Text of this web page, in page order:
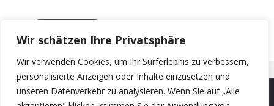
Wir schätzen Ihre Privatsphäre
Wir verwenden Cookies, um Ihr Surferlebnis zu verbessern,
personalisierte Anzeigen oder Inhalte einzusetzen und
unseren Datenverkehr zu analysieren. Wenn Sie auf „Alle